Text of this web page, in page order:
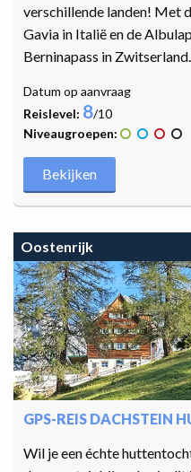
verschillende landen! Met
Gavia in Italië en de
Berninapass in Zwitserland.
Datum op aanvraag
Reislevel: 8/10
Niveaugroepen:
Bekijken
Oostenrijk
GPS-REIS DACHSTEIN
Wil je een échte